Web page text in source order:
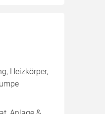
Heizkörper,